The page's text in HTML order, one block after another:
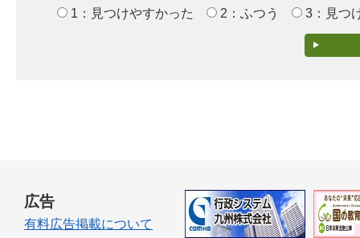
1：見つけやすかった
2：ふつう 3：見つ
広告
有料広告掲載について